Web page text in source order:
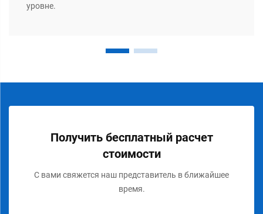
уровне.
Получить бесплатный расчет
стоимости
С вами свяжется наш представитель в ближайшее
время.